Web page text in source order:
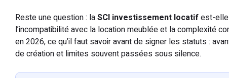
Reste une question : laSCI investissement locatifest-elle
l’incompatibilité avec la location meublée et la complexité
en 2026, ce qu’il faut savoir avant de signer les statuts :
de création et limites souvent passées sous silence.